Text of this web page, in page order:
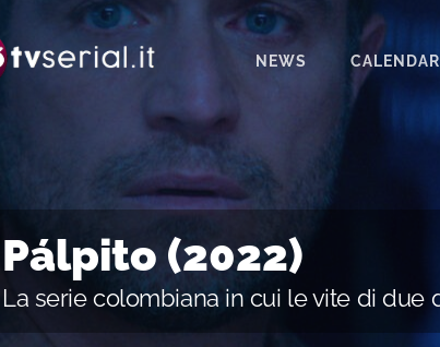
NEWS
Pálpito (2022)
La serie colombiana in cui le vite di due